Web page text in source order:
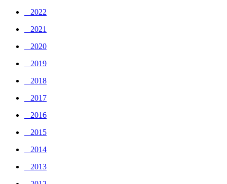
_ 2022
_ 2021
_ 2020
_ 2019
_ 2018
_ 2017
_ 2016
_ 2015
_ 2014
_ 2013